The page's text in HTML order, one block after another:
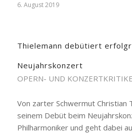
6. August 2019
Thielemann debütiert
Neujahrskonzert
OPERN- UND
Von zarter Schwermut Christian
seinem Debüt beim
Philharmoniker und geht dabei